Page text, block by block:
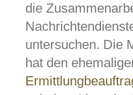
die
untersuchen. Die
hat den